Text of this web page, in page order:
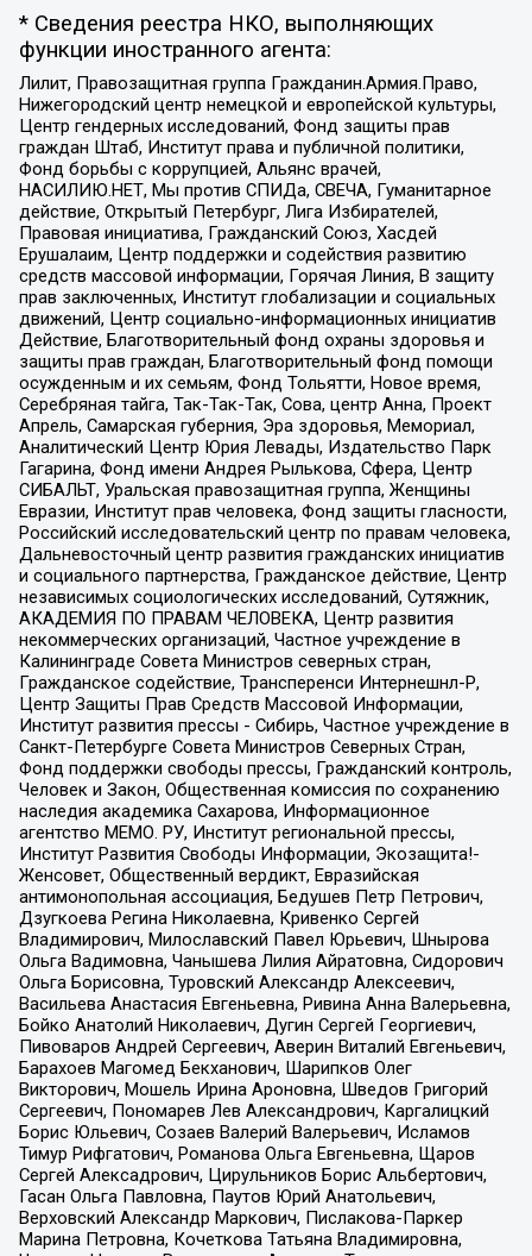
* Сведения реестра НКО, выполняющих
функции иностранного агента:
Лилит, Правозащитная группа Гражданин.Армия.Право,
Нижегородский центр немецкой и европейской культуры,
Центр гендерных исследований, Фонд защиты прав
граждан Штаб, Институт права и публичной политики,
Фонд борьбы с коррупцией, Альянс врачей,
НАСИЛИЮ.НЕТ, Мы против СПИДа, СВЕЧА, Гуманитарное
действие, Открытый Петербург, Лига Избирателей,
Правовая инициатива, Гражданский Союз, Хасдей
Ерушалаим, Центр поддержки и содействия развитию
средств массовой информации, Горячая Линия, В защиту
прав заключенных, Институт глобализации и социальных
движений, Центр социально-информационных инициатив
Действие, Благотворительный фонд охраны здоровья и
защиты прав граждан, Благотворительный фонд помощи
осужденным и их семьям, Фонд Тольятти, Новое время,
Серебряная тайга, Так-Так-Так, Сова, центр Анна, Проект
Апрель, Самарская губерния, Эра здоровья, Мемориал,
Аналитический Центр Юрия Левады, Издательство Парк
Гагарина, Фонд имени Андрея Рылькова, Сфера, Центр
СИБАЛЬТ, Уральская правозащитная группа, Женщины
Евразии, Институт прав человека, Фонд защиты гласности,
Российский исследовательский центр по правам человека,
Дальневосточный центр развития гражданских инициатив
и социального партнерства, Гражданское действие, Центр
независимых социологических исследований, Сутяжник,
АКАДЕМИЯ ПО ПРАВАМ ЧЕЛОВЕКА, Центр развития
некоммерческих организаций, Частное учреждение в
Калининграде Совета Министров северных стран,
Гражданское содействие, Трансперенси Интернешнл-Р,
Центр Защиты Прав Средств Массовой Информации,
Институт развития прессы - Сибирь, Частное учреждение в
Санкт-Петербурге Совета Министров Северных Стран,
Фонд поддержки свободы прессы, Гражданский контроль,
Человек и Закон, Общественная комиссия по сохранению
наследия академика Сахарова, Информационное
агентство МЕМО. РУ, Институт региональной прессы,
Институт Развития Свободы Информации, Экозащита!-
Женсовет, Общественный вердикт, Евразийская
антимонопольная ассоциация, Бедушев Петр Петрович,
Дзугкоева Регина Николаевна, Кривенко Сергей
Владимирович, Милославский Павел Юрьевич, Шнырова
Ольга Вадимовна, Чанышева Лилия Айратовна, Сидорович
Ольга Борисовна, Туровский Александр Алексеевич,
Васильева Анастасия Евгеньевна, Ривина Анна Валерьевна,
Бойко Анатолий Николаевич, Дугин Сергей Георгиевич,
Пивоваров Андрей Сергеевич, Аверин Виталий Евгеньевич,
Барахоев Магомед Бекханович, Шарипков Олег
Викторович, Мошель Ирина Ароновна, Шведов Григорий
Сергеевич, Пономарев Лев Александрович, Каргалицкий
Борис Юльевич, Созаев Валерий Валерьевич, Исламов
Тимур Рифгатович, Романова Ольга Евгеньевна, Щаров
Сергей Алексадрович, Цирульников Борис Альбертович,
Гасан Ольга Павловна, Паутов Юрий Анатольевич,
Верховский Александр Маркович, Пислакова-Паркер
Марина Петровна, Кочеткова Татьяна Владимировна,